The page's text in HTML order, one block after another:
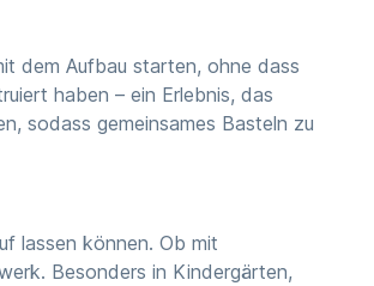
dem Aufbau starten, ohne dass
haben – ein Erlebnis, das
sodass gemeinsames Basteln zu
lassen können. Ob mit
Besonders in Kindergärten,